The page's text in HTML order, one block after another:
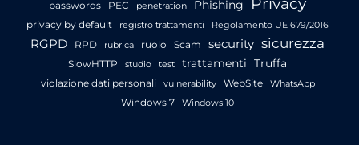
passwords
PEC penetration Phishing
privacy by default registro trattamenti Regolamento UE 679/2016
RGPD RPD rubrica ruolo Scam security sicurezza
SlowHTTP studio test trattamenti Truffa
violazione dati personali vulnerability WebSite WhatsApp
Windows 7 Windows 10